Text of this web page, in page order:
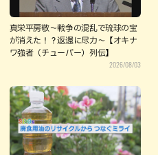
真栄平房敬～戦争の混乱で琉球の宝
が消えた！？返還に尽力～【オキナ
ワ強者（チューバー）列伝】
2026/08/03